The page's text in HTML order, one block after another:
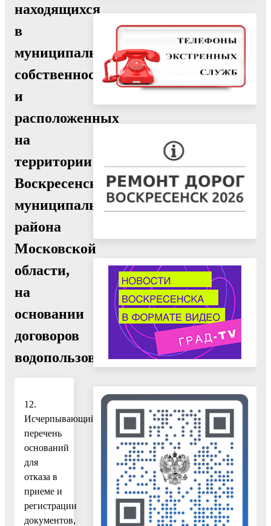
находящихся
в
муниципальной
собственности
и
расположенных
на
территории
Воскресенского
муниципального
района
Московской
области,
на
основании
договоров
водопользования
12.
Исчерпывающий
перечень
оснований
для
отказа в
приеме и
регистрации
документов,